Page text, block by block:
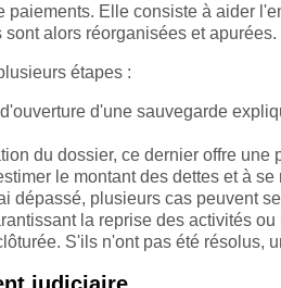
paiements. Elle consiste à aider
sont alors réorganisées et apurées.
étapes :
d'une sauvegarde
du dossier, ce dernier offre
le montant des dettes et à se
dépassé, plusieurs cas peuvent
la reprise des activités
S'ils n'ont pas été résolus,